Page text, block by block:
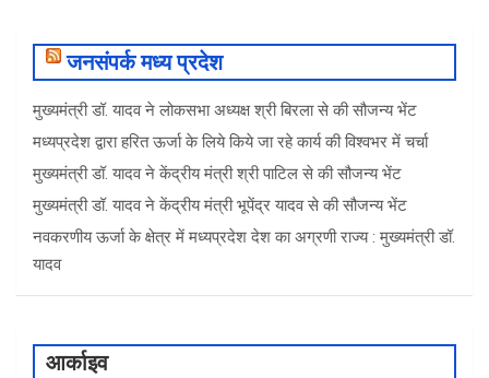
जनसंपर्क मध्य प्रदेश
मुख्यमंत्री डॉ. यादव ने लोकसभा अध्यक्ष श्री बिरला से की सौजन्य भेंट
मध्यप्रदेश द्वारा हरित ऊर्जा के लिये किये जा रहे कार्य की विश्वभर में चर्चा
मुख्यमंत्री डॉ. यादव ने केंद्रीय मंत्री श्री पाटिल से की सौजन्य भेंट
मुख्यमंत्री डॉ. यादव ने केंद्रीय मंत्री भूपेंद्र यादव से की सौजन्य भेंट
नवकरणीय ऊर्जा के क्षेत्र में मध्यप्रदेश देश का अग्रणी राज्य : मुख्यमंत्री डॉ.
यादव
आर्काइव